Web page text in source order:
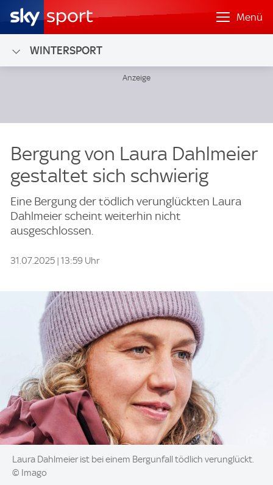
Menü
WINTERSPORT
Bergung von Laura Dahlmeier
gestaltet sich schwierig
Eine Bergung der tödlich verunglückten Laura
Dahlmeier scheint weiterhin nicht
ausgeschlossen.
31.07.2025 | 13:59 Uhr
Image:
Laura Dahlmeier ist bei einem Bergunfall tödlich verunglückt.
© Imago